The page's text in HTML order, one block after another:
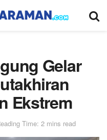
Gelar
Ekstrem
Time: 2 mins read